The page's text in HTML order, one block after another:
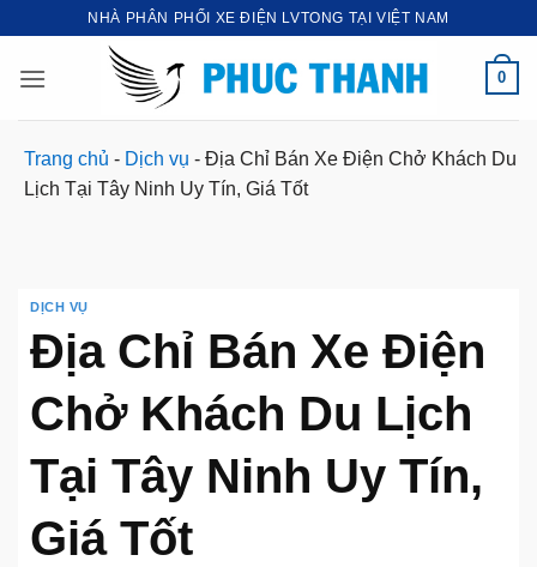
nội
NHÀ PHÂN PHỐI XE ĐIỆN LVTONG TẠI VIỆT NAM
0
Trang chủ - Dịch vụ - Địa Chỉ Bán Xe Điện Chở Khách Du
Lịch Tại Tây Ninh Uy Tín, Giá Tốt
DỊCH VỤ
Địa Chỉ Bán Xe Điện
Chở Khách Du Lịch
Tại Tây Ninh Uy Tín,
Giá Tốt